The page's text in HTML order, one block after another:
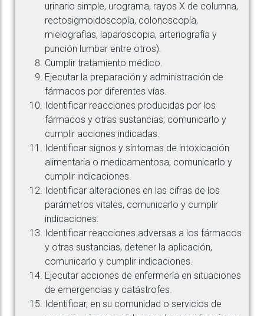
urinario simple, urograma, rayos X de columna,
rectosigmoidoscopía, colonoscopía,
mielografías, laparoscopia, arteriografía y
punción lumbar entre otros).
Cumplir tratamiento médico.
Ejecutar la preparación y administración de
fármacos por diferentes vías.
Identificar reacciones producidas por los
fármacos y otras sustancias; comunicarlo y
cumplir acciones indicadas.
Identificar signos y síntomas de intoxicación
alimentaria o medicamentosa; comunicarlo y
cumplir indicaciones.
Identificar alteraciones en las cifras de los
parámetros vitales, comunicarlo y cumplir
indicaciones.
Identificar reacciones adversas a los fármacos
y otras sustancias, detener la aplicación,
comunicarlo y cumplir indicaciones.
Ejecutar acciones de enfermería en situaciones
de emergencias y catástrofes.
Identificar, en su comunidad o servicios de